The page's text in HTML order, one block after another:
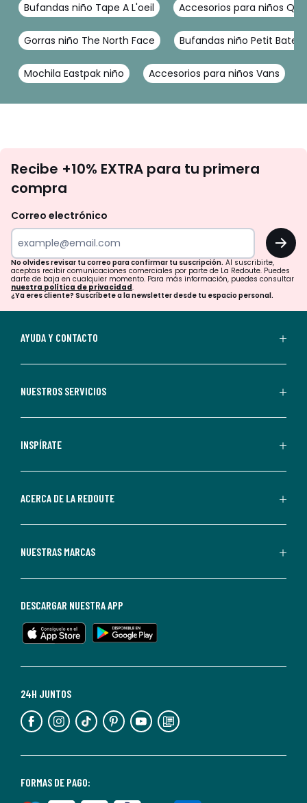
Bufandas niño Tape A L'oeil Accesorios para niños
Gorras niño The North Face Bufandas niño Petit
Mochila Eastpak niño Accesorios para niños Vans
te
tu
para
confirmar
tu
suscripción.
aceptas
comerciales
personalizadas
parte
Redoute.
de
en
cualquier
Para
información,
puedes
nuestra
Recibe +10% EXTRA para tu primera
compra
Correo electrónico
OK
No olvides revisar tu correo para confirmar tu suscripción. Al suscribirte,
aceptas recibir comunicaciones comerciales por parte de La Redoute. Puedes
darte de baja en cualquier momento. Para más información, puedes consultar
nuestra política de privacidad.
¿Ya eres cliente? Suscríbete a la newsletter desde tu espacio personal.
AYUDA Y CONTACTO
NUESTROS SERVICIOS
INSPÍRATE
ACERCA DE LA REDOUTE
NUESTRAS MARCAS
FORMAS DE PAGO:
24H JUNTOS
DESCARGAR NUESTRA APP